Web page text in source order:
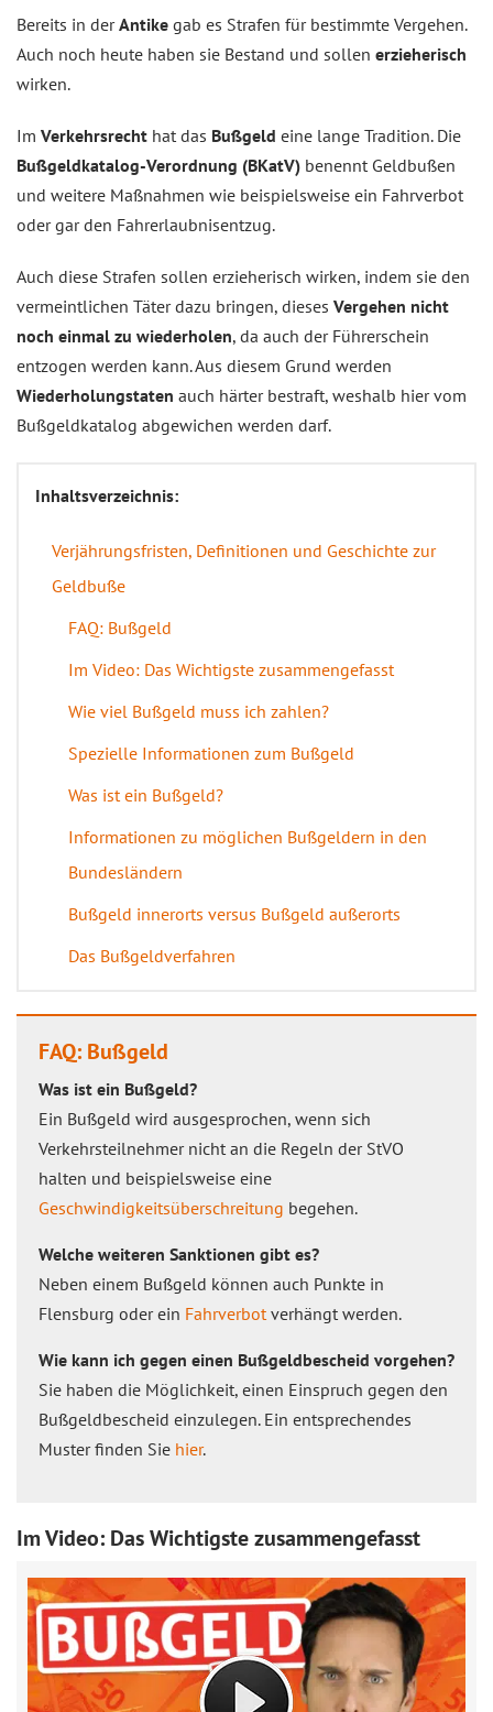
Bereits in derAntike gab es Strafen für bestimmte Vergehen.
Auch noch heute haben sie Bestand und sollen erzieherisch
wirken.
Im Verkehrsrecht hat das Bußgeld eine lange Tradition. Die
Bußgeldkatalog-Verordnung (BKatV) benennt Geldbußen
und weitere Maßnahmen wie beispielsweise ein Fahrverbot
oder gar den Fahrerlaubnisentzug.
Auch diese Strafen sollen erzieherisch wirken, indem sie den
vermeintlichen Täter dazu bringen, dieses Vergehen nicht
noch einmal zu wiederholen, da auch der Führerschein
entzogen werden kann. Aus diesem Grund werden
Wiederholungstaten auch härter bestraft, weshalb hier vom
Bußgeldkatalog abgewichen werden darf.
Inhaltsverzeichnis:
Verjährungsfristen, Definitionen und Geschichte zur
Geldbuße
FAQ: Bußgeld
Im Video: Das Wichtigste zusammengefasst
Wie viel Bußgeld muss ich zahlen?
Spezielle Informationen zum Bußgeld
Was ist ein Bußgeld?
Informationen zu möglichen Bußgeldern in den
Bundesländern
Bußgeld innerorts versus Bußgeld außerorts
Das Bußgeldverfahren
FAQ: Bußgeld
Was ist ein Bußgeld?
Ein Bußgeld wird ausgesprochen, wenn sich
Verkehrsteilnehmer nicht an die Regeln der StVO
halten und beispielsweise eine
Geschwindigkeitsüberschreitung begehen.
Welche weiteren Sanktionen gibt es?
Neben einem Bußgeld können auch Punkte in
Flensburg oder ein Fahrverbotverhängt werden.
Wie kann ich gegen einen Bußgeldbescheid vorgehen?
Sie haben die Möglichkeit, einen Einspruch gegen den
Bußgeldbescheid einzulegen. Ein entsprechendes
Muster finden Sie hier.
Im Video: Das Wichtigste zusammengefasst